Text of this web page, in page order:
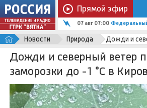
Прямой эфир
07 авг 07:00
Новости Природа Дожди и
Дожди и северный ветер
заморозки до -1 °C в